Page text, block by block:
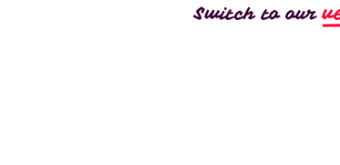
Switch to our